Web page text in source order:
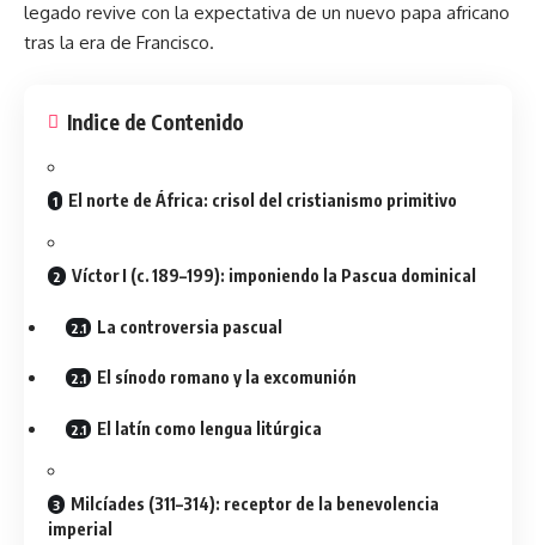
legado revive con la expectativa de un nuevo papa africano
tras la era de Francisco.
Indice de Contenido
El norte de África: crisol del cristianismo primitivo
Víctor I (c. 189–199): imponiendo la Pascua dominical
La controversia pascual
El sínodo romano y la excomunión
El latín como lengua litúrgica
Milcíades (311–314): receptor de la benevolencia
imperial